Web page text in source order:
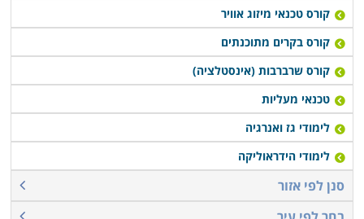
במספר מקומות לימוד ברחבי הארץ: חיפה, תל אביב, רמת –
גן, כפר סבא, נתניה ובעוד מקומות לימוד רבים נוספים
אחרים, כך שכל אחד יוכל למצוא קורס זה בקרבת מגוריו.
קורס טכנאי מיזוג אוויר
קורס בקרים מתוכנתים
קורס שרברבות (אינסטלציה)
טכנאי מעליות
לימודי גז ואנרגיה
לימודי הידראוליקה
סנן לפי אזור